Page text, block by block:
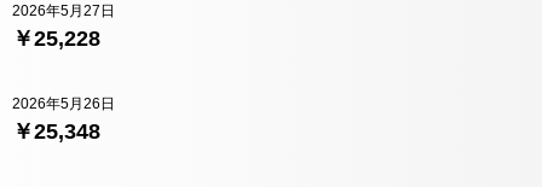
￥25,228
2026年5月27日
￥25,348
2026年5月26日